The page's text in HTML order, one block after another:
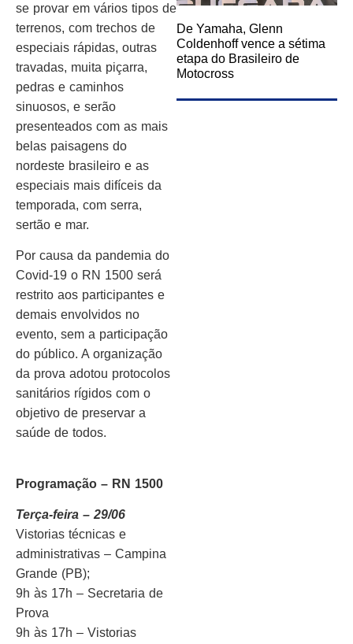
se provar em vários tipos de
terrenos, com trechos de
especiais rápidas, outras
travadas, muita piçarra,
pedras e caminhos
sinuosos, e serão
presenteados com as mais
belas paisagens do
nordeste brasileiro e as
especiais mais difíceis da
temporada, com serra,
sertão e mar.
Por causa da pandemia do
Covid-19 o RN 1500 será
restrito aos participantes e
demais envolvidos no
evento, sem a participação
do público. A organização
da prova adotou protocolos
sanitários rígidos com o
objetivo de preservar a
saúde de todos.
Programação – RN 1500
Terça-feira – 29/06
Vistorias técnicas e
administrativas – Campina
Grande (PB);
9h às 17h – Secretaria de
Prova
9h às 17h – Vistorias
De Yamaha, Glenn
Coldenhoff vence a sétima
etapa do Brasileiro de
Motocross